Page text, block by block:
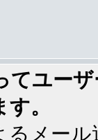
てユー
。
るメー